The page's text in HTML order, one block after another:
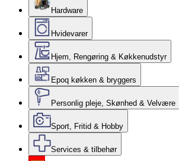
Hardware
Hvidevarer
Hjem, Rengøring & Køkkenudstyr
Epoq køkken & bryggers
Personlig pleje, Skønhed & Velvære
Sport, Fritid & Hobby
Services & tilbehør